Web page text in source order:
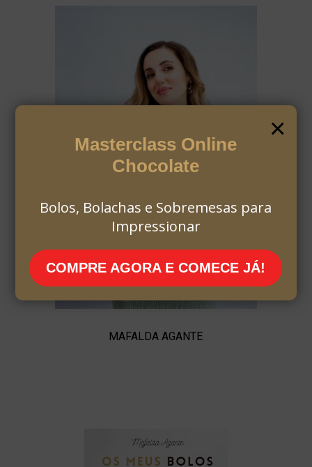
MAFALDA AGANTE
×
Masterclass Online
Chocolate
Bolos, Bolachas e Sobremesas para
Impressionar
COMPRE AGORA E COMECE JÁ!